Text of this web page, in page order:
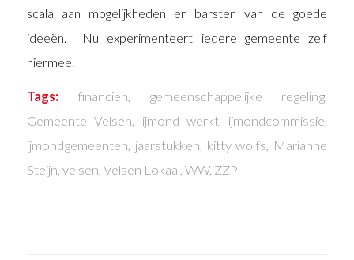
scala aan mogelijkheden en barsten van de goede
ideeën. Nu experimenteert iedere gemeente zelf
hiermee.
Tags: financien, gemeenschappelijke regeling,
Gemeente Velsen, ijmond werkt, ijmondcommissie,
ijmondgemeenten, jaarstukken, kitty wolfs, Marianne
Steijn, velsen, Velsen Lokaal, WW, ZZP